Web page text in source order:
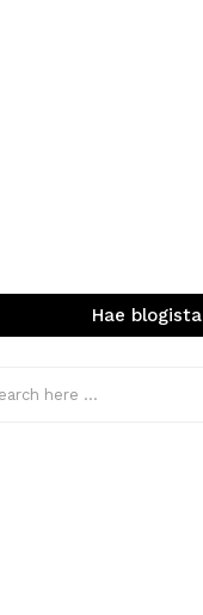
Hae blogista